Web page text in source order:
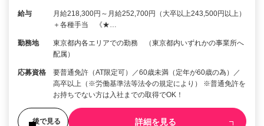
給与
月給218,300円～月給252,700円（大卒以上243,500円以上）
＋各種手当 《★…
勤務地
東京都内各エリアでの勤務 （東京都内いずれかの事業所へ
配属）
応募資格
要普通免許（AT限定可）／60歳未満（定年が60歳の為）／
高卒以上（※労働基準法等法令の規定により） ※普通免許を
お持ちでない方は入社までの取得でOK！
後で見る 詳細を見る